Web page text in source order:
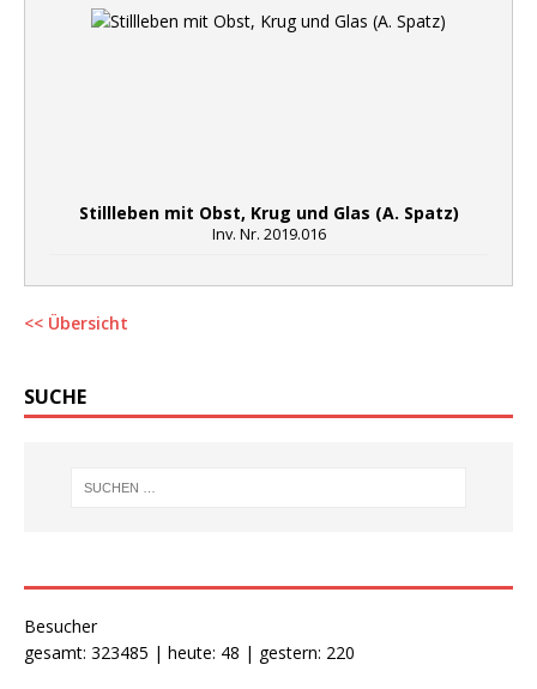
Stillleben mit Obst, Krug und Glas (A. Spatz)
Inv. Nr. 2019.016
<< Übersicht
SUCHE
Besucher
gesamt: 323485 | heute: 48 | gestern: 220